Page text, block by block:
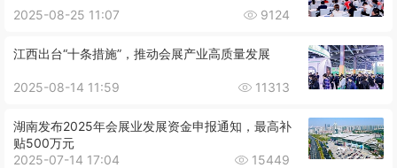
2025-08-25 11:07 9124
江西出台“十条措施”，推动会展产业高质量发展
2025-08-14 11:59 11313
湖南发布2025年会展业发展资金申报通知，最高补
贴500万元
2025-07-14 17:04
15449